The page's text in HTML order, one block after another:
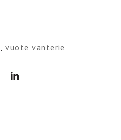
,vuote vanterie